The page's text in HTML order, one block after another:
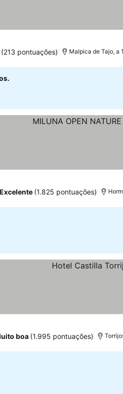
(213 pontuações) Malpica de Tajo, a
Excelente (1.825 pontuações)
boa (1.995 pontuações)